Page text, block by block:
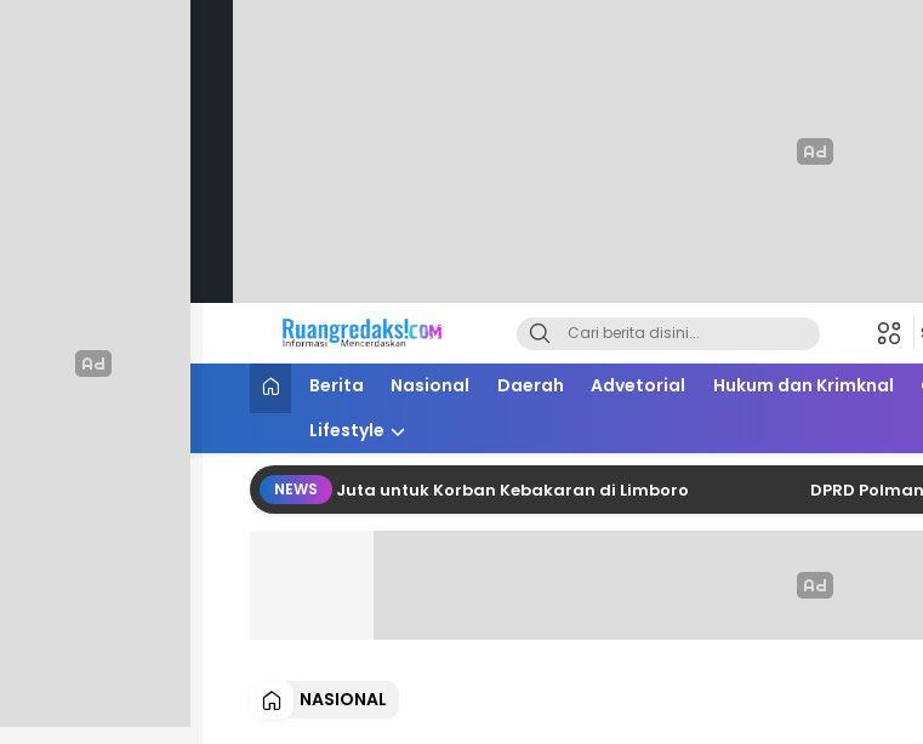
Ruang Redaksi
Informasi Mencerdaskan
Berita Nasional Daerah Advetorial Hukum dan Krimknal
Lifestyle
NEWS
Salurkan Bantuan Belasan Juta untuk Korban Kebakaran di Limboro DPRD Polman
NASIONAL